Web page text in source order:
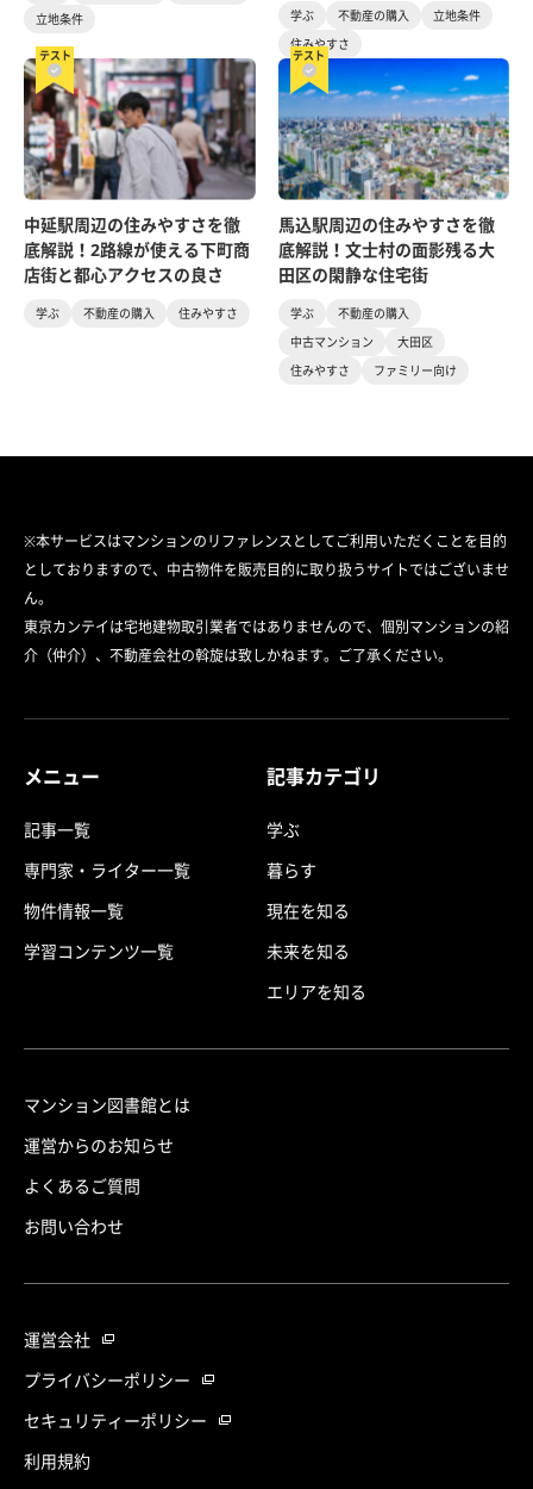
立地条件
学ぶ 不動産の購入
立地条件
住みやすさ
テスト
中延駅周辺の住みやすさを徹
底解説！2路線が使える下町商
店街と都心アクセスの良さ
学ぶ 不動産の購入 住みやすさ
テスト
馬込駅周辺の住みやすさを徹
底解説！文士村の面影残る大
田区の閑静な住宅街
学ぶ
不動産の購入
中古マンション
大田区
住みやすさ
ファミリー向け
※本サービスはマンションのリファレンスとしてご利用いただくことを目的
としておりますので、中古物件を販売目的に取り扱うサイトではございませ
ん。
東京カンテイは宅地建物取引業者ではありませんので、個別マンションの紹
介（仲介）、不動産会社の斡旋は致しかねます。ご了承ください。
メニュー
記事一覧
専門家・ライター一覧
物件情報一覧
学習コンテンツ一覧
記事カテゴリ
学ぶ
暮らす
現在を知る
未来を知る
エリアを知る
マンション図書館とは
運営からのお知らせ
よくあるご質問
お問い合わせ
運営会社
プライバシーポリシー
セキュリティーポリシー
利用規約